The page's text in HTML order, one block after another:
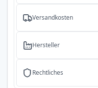
Versandkosten
Hersteller
Rechtliches